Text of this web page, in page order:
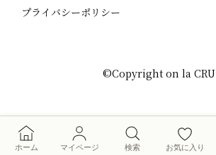
プライバシーポリシー
©Copyright on la CRU
ホーム マイページ 検索 お気に入り